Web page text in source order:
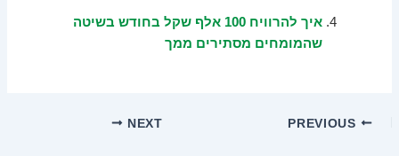
איך להרוויח 100 אלף שקל בחודש בשיטה
שהמומחים מסתירים ממך
NEXT